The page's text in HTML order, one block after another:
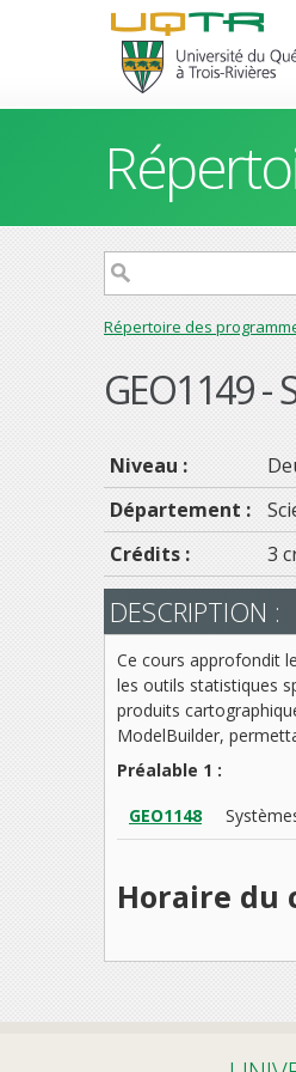
Répertoire des
GEO1149
Niveau :
Département :
Crédits :
3
DESCRIPTION :
Ce cours approfondit
les outils statistiques
produits
ModelBuilder,
Préalable 1 :
GEO1148
Horaire du